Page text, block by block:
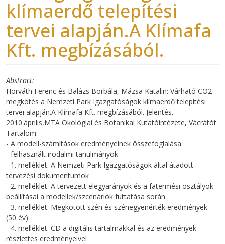
klímaerdő telepítési
tervei alapján.A Klímafa
Kft. megbízásából.
Abstract
Horváth Ferenc és Balázs Borbála, Mázsa Katalin: Várható CO2
megkötés a Nemzeti Park Igazgatóságok klímaerdő telepítési
tervei alapján.A Klímafa Kft. megbízásából. Jelentés.
2010.április,MTA Ökológiai és Botanikai Kutatóintézete, Vácrátót.
Tartalom:
- A modell-számítások eredményeinek összefoglalása
- felhasznált irodalmi tanulmányok
- 1. melléklet: A Nemzeti Park Igazgatóságok által átadott
tervezési dokumentumok
- 2. melléklet: A tervezett elegyarányok és a fatermési osztályok
beállításai a modellek/szcenáriók futtatása során
- 3. melléklet: Megkötött szén és szénegyenérték eredmények
(50 év)
- 4. melléklet: CD a digitális tartalmakkal és az eredmények
részlettes eredményeivel